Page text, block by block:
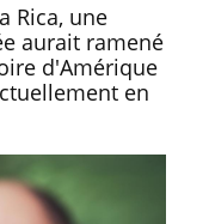
Rica, une
aurait ramené
d'Amérique
en